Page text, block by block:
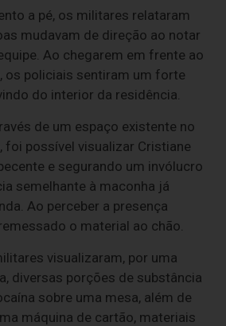
a pé, os militares relataram
mudavam de direção ao notar
Ao chegarem em frente ao
os policiais sentiram um forte
do interior da residência.
de um espaço existente no
foi possível visualizar Cristiane
e segurando um invólucro
semelhante à maconha já
Ao perceber a presença
o material ao chão.
visualizaram, por uma
diversas porções de substância
sobre uma mesa, além de
máquina de cartão, materiais